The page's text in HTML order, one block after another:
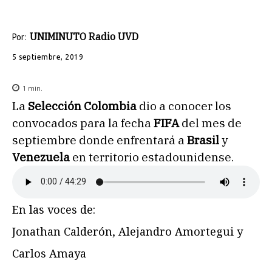
Por: UNIMINUTO Radio UVD
5 septiembre, 2019
1 min.
La Selección Colombia dio a conocer los
convocados para la fecha FIFAdel mes de
septiembre donde enfrentará a Brasily
Venezuela en territorio estadounidense.
En las voces de:
Jonathan Calderón, Alejandro Amortegui y
Carlos Amaya